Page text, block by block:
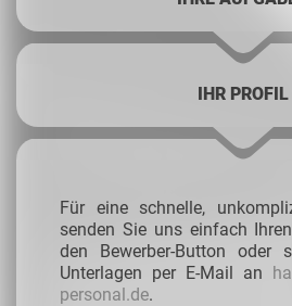
IHR PROFIL
Für eine schnelle,
senden Sie uns einfach
den Bewerber-Button oder
Unterlagen per E-Mail an
personal.de.